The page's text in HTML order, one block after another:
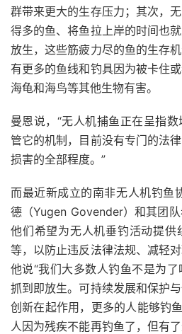
群带来更大的生存压力；其次，
得多的鱼、将鱼拉上岸的时间也
放生，这些筋疲力尽的鱼的生存
有更多的鱼线和钓具因为被卡住
海龟和海鸟等其他生物有害。
曼恩说，“无人机捕鱼正在呈指
管它的机制，目前没有专门的法
损害的全部程度。”
而最近新成立的南非无人机钓鱼
德（Yugen Govender）和其团队
他们希望为无人机垂钓活动提供
等，以防止违反法律法规、减轻
他说“我们大多数人钓鱼不是为
抓到即放生。可持续发展和保护
创新在起作用，更多的人能够钓
人因为残疾不能再钓鱼了，但有